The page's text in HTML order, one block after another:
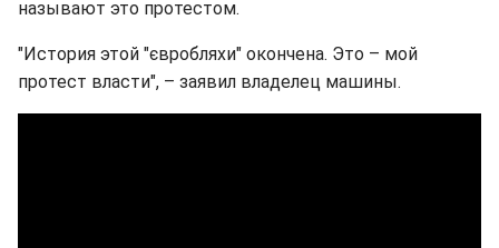
называют это протестом.
"История этой "євробляхи" окончена. Это – мой
протест власти", – заявил владелец машины.